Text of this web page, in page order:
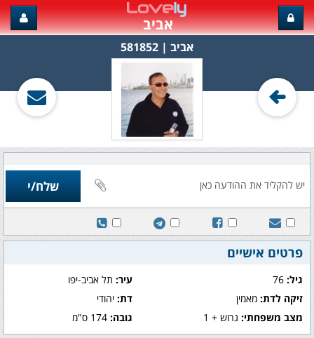
אביב
אביב‏ | 581852
פרטים אישיים
גיל: עיר:תל אביב-יפו
זיקה לדת: מאמין דת:יהודי
מצב משפחתי: גרוש + 1 גובה:174 ס"מ